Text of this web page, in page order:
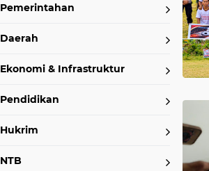
Pemerintahan
Daerah
Ekonomi & Infrastruktur
Pendidikan
Hukrim
NTB